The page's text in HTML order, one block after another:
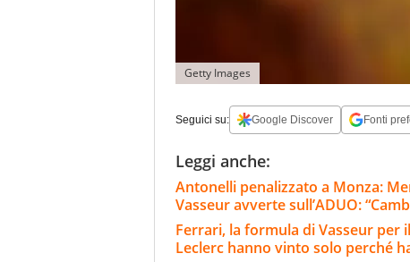
Getty Images
Seguici su: Google Discover Fonti
Leggi anche:
Antonelli penalizzato a Monza:
Vasseur avverte sull’ADUO:
Ferrari, la formula di Vasseur per
Leclerc hanno vinto solo perché